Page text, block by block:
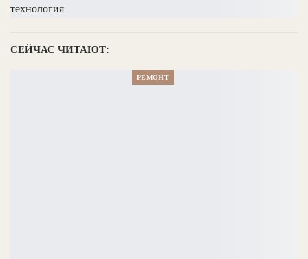
СЕЙЧАС ЧИТАЮТ:
РЕМОНТ